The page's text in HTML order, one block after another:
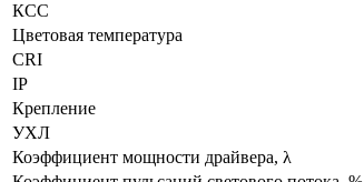
КСС
Цветовая температура
CRI
IP
Крепление
УХЛ
Коэффициент мощности драйвера, λ